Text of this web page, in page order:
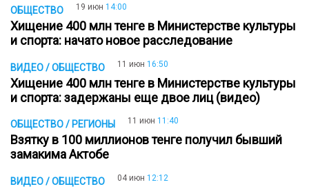
ОБЩЕСТВО 19 июн 14:00
Хищение 400 млн тенге в Министерстве культуры
и спорта: начато новое расследование
ВИДЕО / ОБЩЕСТВО 11 июн 16:50
Хищение 400 млн тенге в Министерстве культуры
и спорта: задержаны еще двое лиц (видео)
ОБЩЕСТВО / РЕГИОНЫ 11 июн 11:40
Взятку в 100 миллионов тенге получил бывший
замакима Актобе
ВИДЕО / ОБЩЕСТВО 04 июн 12:12